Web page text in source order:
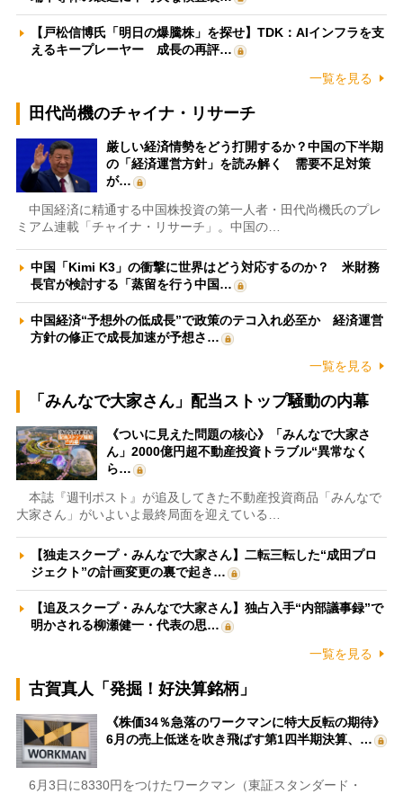
【戸松信博氏「明日の爆騰株」を探せ】TDK：AIインフラを支
えるキープレーヤー 成長の再評…
一覧を見る
田代尚機のチャイナ・リサーチ
厳しい経済情勢をどう打開するか？中国の下半期
の「経済運営方針」を読み解く 需要不足対策
が…
中国経済に精通する中国株投資の第一人者・田代尚機氏のプレ
ミアム連載「チャイナ・リサーチ」。中国の…
中国「Kimi K3」の衝撃に世界はどう対応するのか？ 米財務
長官が検討する「蒸留を行う中国…
中国経済“予想外の低成長”で政策のテコ入れ必至か 経済運営
方針の修正で成長加速が予想さ…
一覧を見る
「みんなで大家さん」配当ストップ騒動の内幕
《ついに見えた問題の核心》「みんなで大家さ
ん」2000億円超不動産投資トラブル“異常なく
ら…
本誌『週刊ポスト』が追及してきた不動産投資商品「みんなで
大家さん」がいよいよ最終局面を迎えている…
【独走スクープ・みんなで大家さん】二転三転した“成田プロ
ジェクト”の計画変更の裏で起き…
【追及スクープ・みんなで大家さん】独占入手“内部議事録”で
明かされる柳瀬健一・代表の思…
一覧を見る
古賀真人「発掘！好決算銘柄」
《株価34％急落のワークマンに特大反転の期待》
6月の売上低迷を吹き飛ばす第1四半期決算、…
6月3日に8330円をつけたワークマン（東証スタンダード・